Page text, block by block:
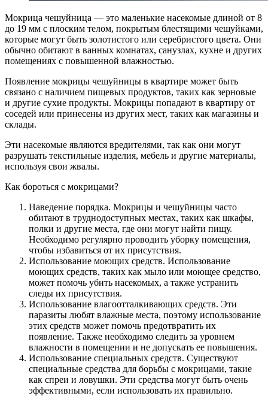
Мокрица чешуйница — это маленькие насекомые длиной от 8
до 19 мм с плоским телом, покрытым блестящими чешуйками,
которые могут быть золотистого или серебристого цвета. Они
обычно обитают в ванных комнатах, санузлах, кухне и других
помещениях с повышенной влажностью.
Появление мокрицы чешуйницы в квартире может быть
связано с наличием пищевых продуктов, таких как зерновые
и другие сухие продукты. Мокрицы попадают в квартиру от
соседей или принесены из других мест, таких как магазины и
склады.
Эти насекомые являются вредителями, так как они могут
разрушать текстильные изделия, мебель и другие материалы,
используя свои жвалы.
Как бороться с мокрицами?
Наведение порядка. Мокрицы и чешуйницы часто
обитают в труднодоступных местах, таких как шкафы,
полки и другие места, где они могут найти пищу.
Необходимо регулярно проводить уборку помещения,
чтобы избавиться от их присутствия.
Использование моющих средств. Использование
моющих средств, таких как мыло или моющее средство,
может помочь убить насекомых, а также устранить
следы их присутствия.
Использование влагоотталкивающих средств. Эти
паразиты любят влажные места, поэтому использование
этих средств может помочь предотвратить их
появление. Также необходимо следить за уровнем
влажности в помещении и не допускать ее повышения.
Использование специальных средств. Существуют
специальные средства для борьбы с мокрицами, такие
как спреи и ловушки. Эти средства могут быть очень
эффективными, если использовать их правильно.